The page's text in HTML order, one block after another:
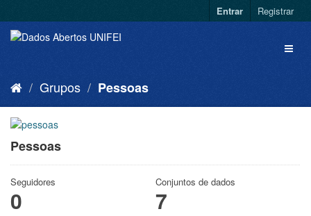
Entrar Registrar
Grupos Pessoas
Pessoas
Seguidores
0
Conjuntos de dados
7